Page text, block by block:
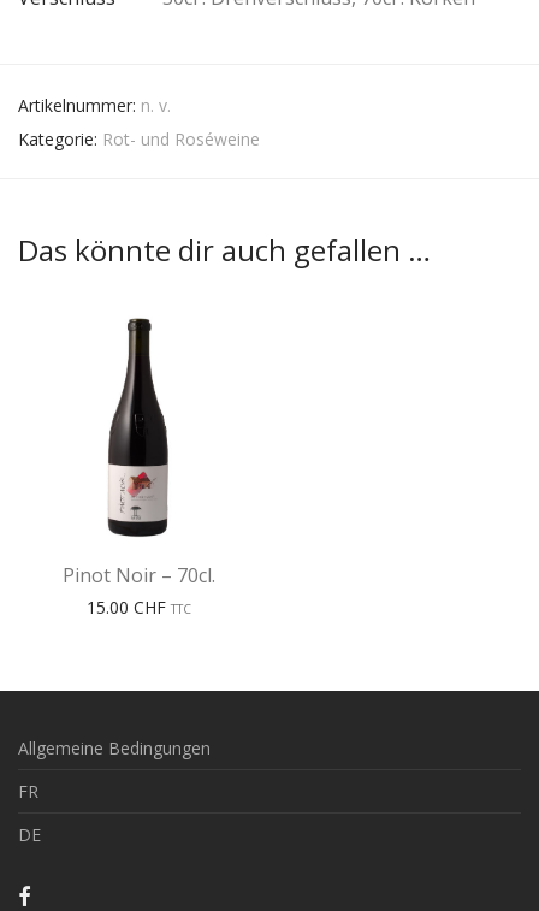
Artikelnummer: n. v.
Kategorie: Rot- und Roséweine
Das könnte dir auch gefallen …
Pinot Noir – 70cl.
15.00 CHF TTC
Allgemeine Bedingungen
FR
DE